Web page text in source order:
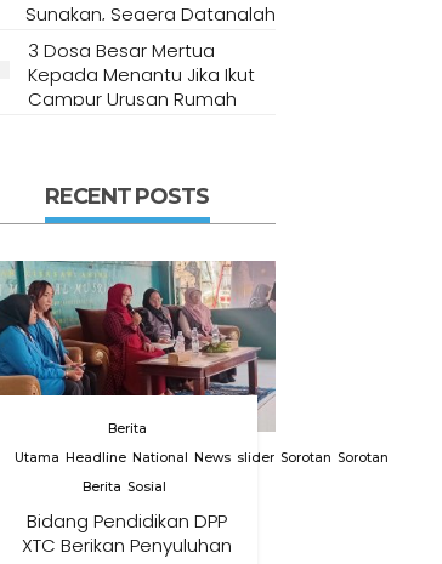
Sungkan, Segera Datanglah
Ke Desa Ini
3 Dosa Besar Mertua
Kepada Menantu Jika Ikut
Campur Urusan Rumah
RECENT POSTS
Berita
Utama Headline National News slider Sorotan Sorotan
Berita Sosial
Bidang Pendidikan DPP
XTC Berikan Penyuluhan